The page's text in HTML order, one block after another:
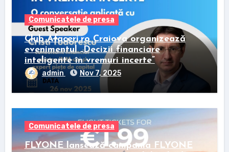
Comunicatele de presa
Club Afaceri.ro Craiova organizează
evenimentul „Decizii financiare
inteligente în vremuri incerte”
admin Nov 7, 2025
Comunicatele de presa
FLYONE lansează campania FLYONE